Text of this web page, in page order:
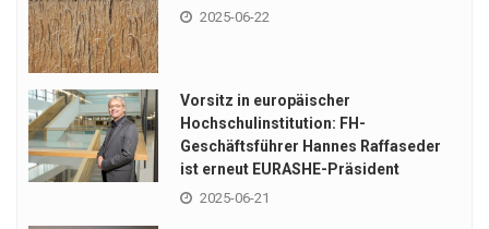
2025-06-22
Vorsitz in europäischer
Hochschulinstitution: FH-
Geschäftsführer Hannes Raffaseder
ist erneut EURASHE-Präsident
2025-06-21